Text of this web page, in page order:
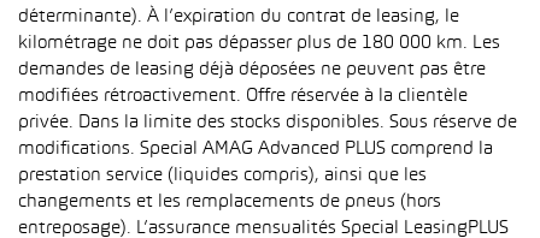
déterminante). À l’expiration du contrat de leasing, le
kilométrage ne doit pas dépasser plus de 180 000 km. Les
demandes de leasing déjà déposées ne peuvent pas être
modifiées rétroactivement. Offre réservée à la clientèle
privée. Dans la limite des stocks disponibles. Sous réserve de
modifications. Special AMAG Advanced PLUS comprend la
prestation service (liquides compris), ainsi que les
changements et les remplacements de pneus (hors
entreposage). L’assurance mensualités Special LeasingPLUS